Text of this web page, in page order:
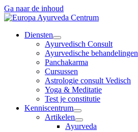
Ga naar de inhoud
Diensten
Ayurvedisch Consult
Ayurvedische behandelingen
Panchakarma
Cursussen
Astrologie consult Vedisch
Yoga & Meditatie
Test je constitutie
Kenniscentrum
Artikelen
Ayurveda